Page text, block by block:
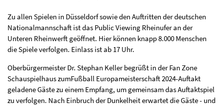
Zu allen Spielen in Düsseldorf sowie den Auftritten der deutschen
Nationalmannschaft ist das Public Viewing Rheinufer an der
Unteren Rheinwerft geöffnet. Hier können knapp 8.000 Menschen
die Spiele verfolgen. Einlass ist ab 17 Uhr.
Oberbürgermeister Dr. Stephan Keller begrüßt in der Fan Zone
Schauspielhaus zumFußball Europameisterschaft 2024-Auftakt
geladene Gäste zu einem Empfang, um gemeinsam das Auftaktspiel
zu verfolgen. Nach Einbruch der Dunkelheit erwartet die Gäste - und